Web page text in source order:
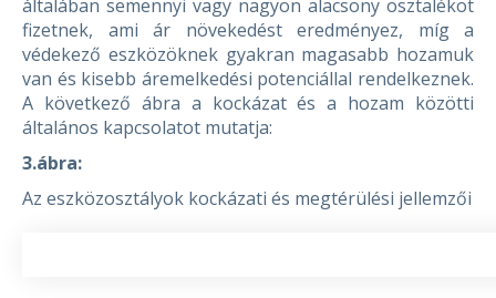
általában semennyi vagy nagyon alacsony osztalékot
fizetnek, ami ár növekedést eredményez, míg a
védekező eszközöknek gyakran magasabb hozamuk
van és kisebb áremelkedési potenciállal rendelkeznek.
A következő ábra a kockázat és a hozam közötti
általános kapcsolatot mutatja:
3.ábra:
Az eszközosztályok kockázati és megtérülési jellemzői